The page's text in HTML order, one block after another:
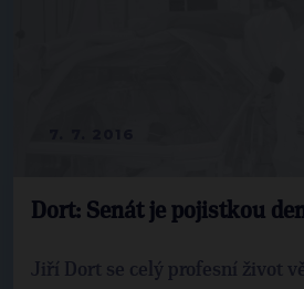
Dort: Senát je pojistkou
Jiří Dort se celý profesní život